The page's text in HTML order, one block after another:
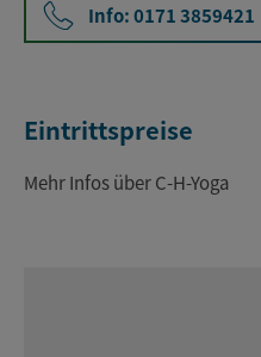
Info: 0171 3859421
Eintrittspreise
Mehr Infos über C-H-Yoga